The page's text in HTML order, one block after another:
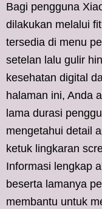
Bagi pengguna
dilakukan melalui
tersedia di menu
setelan lalu gulir
kesehatan digital
halaman ini, Anda
lama durasi
mengetahui detail
ketuk lingkaran
Informasi lengkap
beserta lamanya
membantu untuk